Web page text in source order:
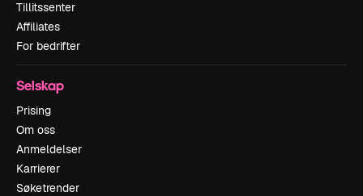
Tillitssenter
Affiliates
For bedrifter
Selskap
Prising
Om oss
Anmeldelser
Karrierer
Søketrender